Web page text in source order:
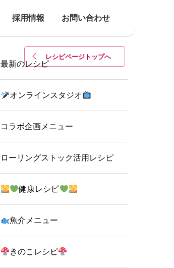
採用情報 お問い合わせ
レシピページトップへ
最新のレシピ
オンラインスタジオ
コラボ企画メニュー
ローリングストック活用レシピ
健康レシピ
魚介メニュー
きのこレシピ